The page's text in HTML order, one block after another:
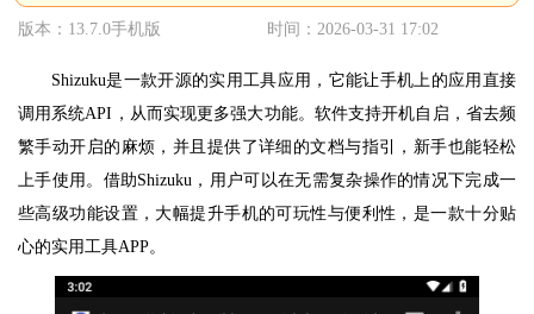
版本：13.7.0手机版 时间：2026-03-31 17:02
Shizuku是一款开源的实用工具应用，它能让手机上的应用直接
调用系统API，从而实现更多强大功能。软件支持开机自启，省去频
繁手动开启的麻烦，并且提供了详细的文档与指引，新手也能轻松
上手使用。借助Shizuku，用户可以在无需复杂操作的情况下完成一
些高级功能设置，大幅提升手机的可玩性与便利性，是一款十分贴
心的实用工具APP。